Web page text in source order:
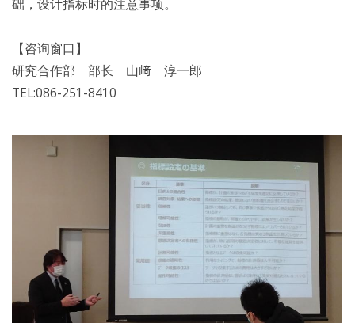
础，设计指标时的注意事项。
【咨询窗口】
研究合作部 部长 山﨑 淳一郎
TEL:086-251-8410